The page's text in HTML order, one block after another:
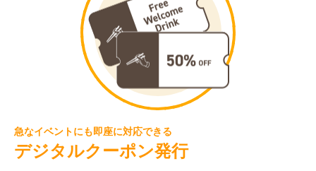
急なイベントにも即座に対応できる
デジタルクーポン発行